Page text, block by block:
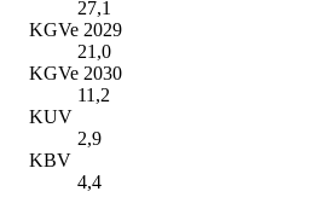
27,1
KGVe 2029
21,0
KGVe 2030
11,2
KUV
2,9
KBV
4,4